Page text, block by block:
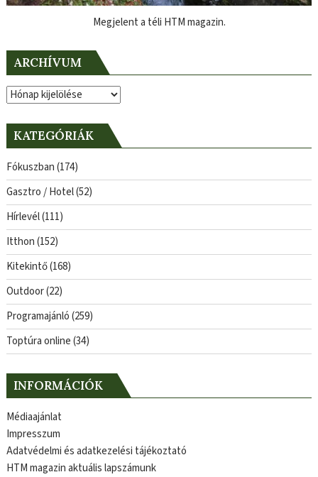
Megjelent a téli HTM magazin.
ARCHÍVUM
Archívum
KATEGÓRIÁK
Fókuszban(174)
Gasztro / Hotel(52)
Hírlevél(111)
Itthon(152)
Kitekintő(168)
Outdoor(22)
Programajánló(259)
Toptúra online(34)
INFORMÁCIÓK
Médiaajánlat
Impresszum
Adatvédelmi és adatkezelési tájékoztató
HTM magazin aktuális lapszámunk